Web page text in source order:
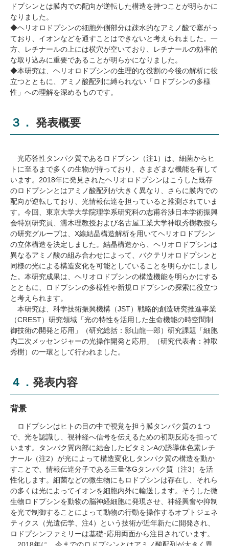
ドプシンとは膜内での配向が逆転した構造を持つことが明らかに
なりました。
◆ヘリオロドプシンの細胞外側部分は疎水的なアミノ酸で塞がっ
ており、イオンなどを通すことはできないと考えられました。一
方、レチナールの上には横穴が空いており、レチナールの効率的
な取り込みに重要であることが明らかになりました。
◆本研究は、ヘリオロドプシンの生理的な役割の今後の解析に役
立つとともに、アミノ酸配列に縛られない「ロドプシンの多様
性」への理解を深めるものです。
３． 発表概要
光応答性タンパク質であるロドプシン（注1）は、細菌からヒ
トに至るまで多くの生物が持っており、さまざまな機能を有して
います。2018年に発見されたヘリオロドプシンはこうした既存
のロドプシンとはアミノ酸配列が大きく異なり、さらに膜内での
配向が逆転しており、光情報伝達を担っていると推測されていま
す。今回、東京大学大学院理学系研究科の志甫谷渉日本学術振興
会特別研究員、濡木理教授および名古屋工業大学神取秀樹教授ら
の研究グループは、X線結晶構造解析を用いてヘリオロドプシン
の立体構造を決定しました。結晶構造から、ヘリオロドプシンは
異なるアミノ酸の組み合わせによって、バクテリオロドプシンと
同様の光による構造変化を可能としていることを明らかにしまし
た。本研究成果は、ヘリオロドプシンの構造機能を明らかにする
とともに、ロドプシンの多様性や新規ロドプシンの探索に役立つ
と考えられます。
本研究は、科学技術振興機構（JST）戦略的創造研究推進事業
（CREST）研究領域「光の特性を活用した生命機能の時空間制
御技術の開発と応用」（研究総括：影山龍一郎）研究課題「細胞
内二次メッセンジャーの光操作開発と応用」（研究代表者：神取
秀樹）の一環として行われました。
４．発表内容
背景
ロドプシンはヒトの目の中で視覚を担う膜タンパク質の１つ
で、光を認識し、視神経へ信号を伝えるための初期反応を担って
います。タンパク質内部に結合したビタミンAの誘導体色素レチ
ナール（注2）が光によって構造変化しタンパク質の構造を動か
すことで、情報伝達分子である三量体Gタンパク質（注3）を活
性化します。細菌などの微生物にもロドプシンは存在し、それら
の多くは光によってイオンを細胞内外に輸送します。そうした微
生物ロドプシンを動物の脳神経細胞に発現させ、神経興奮や抑制
を光で制御することによって動物の行動を操作するオプトジェネ
ティクス（光遺伝学、注4）という技術が近年新たに開発され、
ロドプシンファミリーは基礎･応用両面から注目されています。
2018年に、今までのロドプシンとはアミノ酸配列が大きく異